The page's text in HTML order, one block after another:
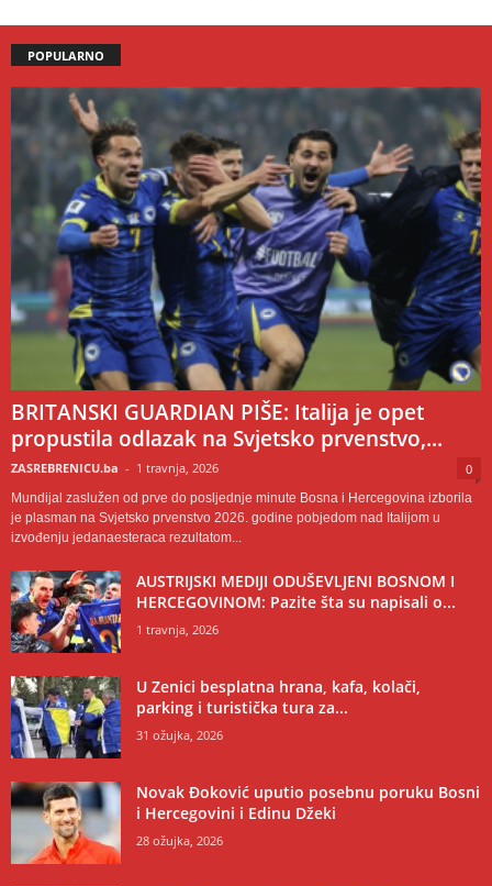
POPULARNO
BRITANSKI GUARDIAN PIŠE: Italija je opet
propustila odlazak na Svjetsko prvenstvo,...
ZASREBRENICU.ba - 1 travnja, 2026 0
Mundijal zaslužen od prve do posljednje minute Bosna i Hercegovina izborila
je plasman na Svjetsko prvenstvo 2026. godine pobjedom nad Italijom u
izvođenju jedanaesteraca rezultatom...
AUSTRIJSKI MEDIJI ODUŠEVLJENI BOSNOM I
HERCEGOVINOM: Pazite šta su napisali o...
1 travnja, 2026
U Zenici besplatna hrana, kafa, kolači,
parking i turistička tura za...
31 ožujka, 2026
Novak Đoković uputio posebnu poruku Bosni
i Hercegovini i Edinu Džeki
28 ožujka, 2026